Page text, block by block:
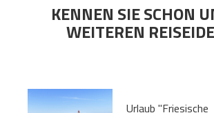
KENNEN SIE SCHON
WEITEREN
Urlaub "Friesische